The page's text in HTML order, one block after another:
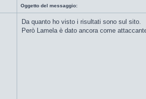
Oggetto del messaggio:
Da quanto ho visto i risultati sono sul sito.
Però Lamela è dato ancora come